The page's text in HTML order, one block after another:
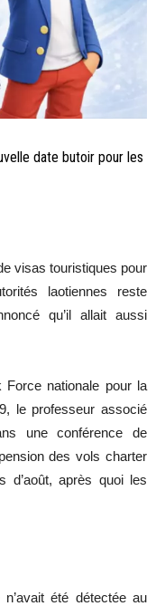
date butoir pour les
visas touristiques pour
laotiennes reste
qu’il allait aussi
nationale pour la
le professeur associé
une conférence de
des vols charter
d’août, après quoi les
été détectée au